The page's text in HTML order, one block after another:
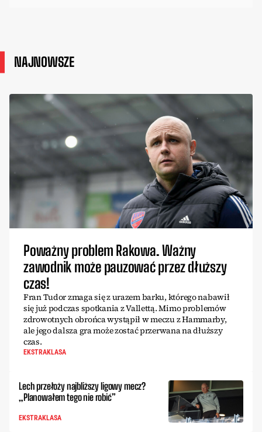
NAJNOWSZE
Poważny problem Rakowa. Ważny
zawodnik może pauzować przez dłuższy
czas!
Fran Tudor zmaga się z urazem barku, którego nabawił
się już podczas spotkania z Vallettą. Mimo problemów
zdrowotnych obrońca wystąpił w meczu z Hammarby,
ale jego dalsza gra może zostać przerwana na dłuższy
czas.
EKSTRAKLASA
Lech przełoży najbliższy ligowy mecz?
„Planowałem tego nie robić”
EKSTRAKLASA